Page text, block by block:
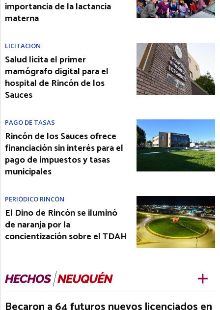
importancia de la lactancia
materna
LICITACIÓN
Salud licita el primer
mamógrafo digital para el
hospital de Rincón de los
Sauces
PAGO DE TASAS
Rincón de los Sauces ofrece
financiación sin interés para el
pago de impuestos y tasas
municipales
PERIÓDICO RINCÓN
El Dino de Rincón se iluminó
de naranja por la
concientización sobre el TDAH